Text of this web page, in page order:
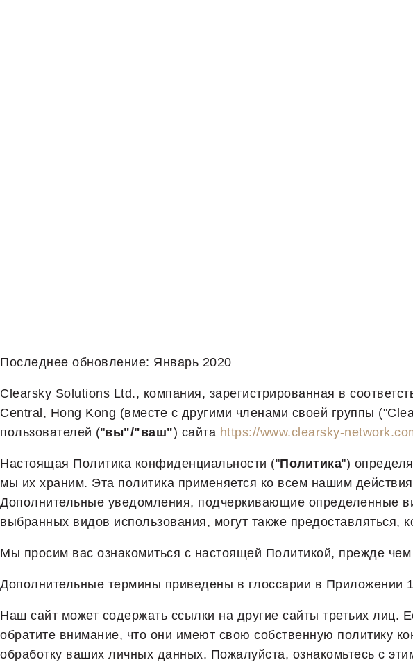
Последнее обновление: Январь 2020
Clearsky Solutions Ltd., компания, зарегистрированная в
Central, Hong Kong (вместе с другими членами своей группы
пользователей ("вы"/"ваш") сайта https://www.clearsky-
Настоящая Политика конфиденциальности ("Политика")
мы их храним. Эта политика применяется ко всем нашим
Дополнительные уведомления, подчеркивающие определенные
выбранных видов использования, могут также
Мы просим вас ознакомиться с настоящей Политикой, прежде
Дополнительные термины приведены в глоссарии в Приложении
Наш сайт может содержать ссылки на другие сайты третьих лиц.
обратите внимание, что они имеют свою собственную политику
обработку ваших личных данных. Пожалуйста, ознакомьтесь с